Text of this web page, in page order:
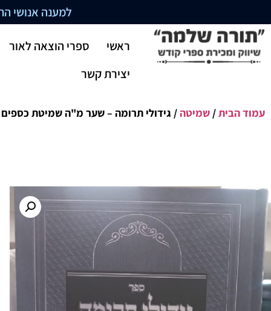
למענה אנושי התקשרו
ראשי
ספרי הוצאה לאור
יצירת קשר
עמוד הבית/ שמיטה/ גידולי תרומה – שער מ"ה שמיטת כספים